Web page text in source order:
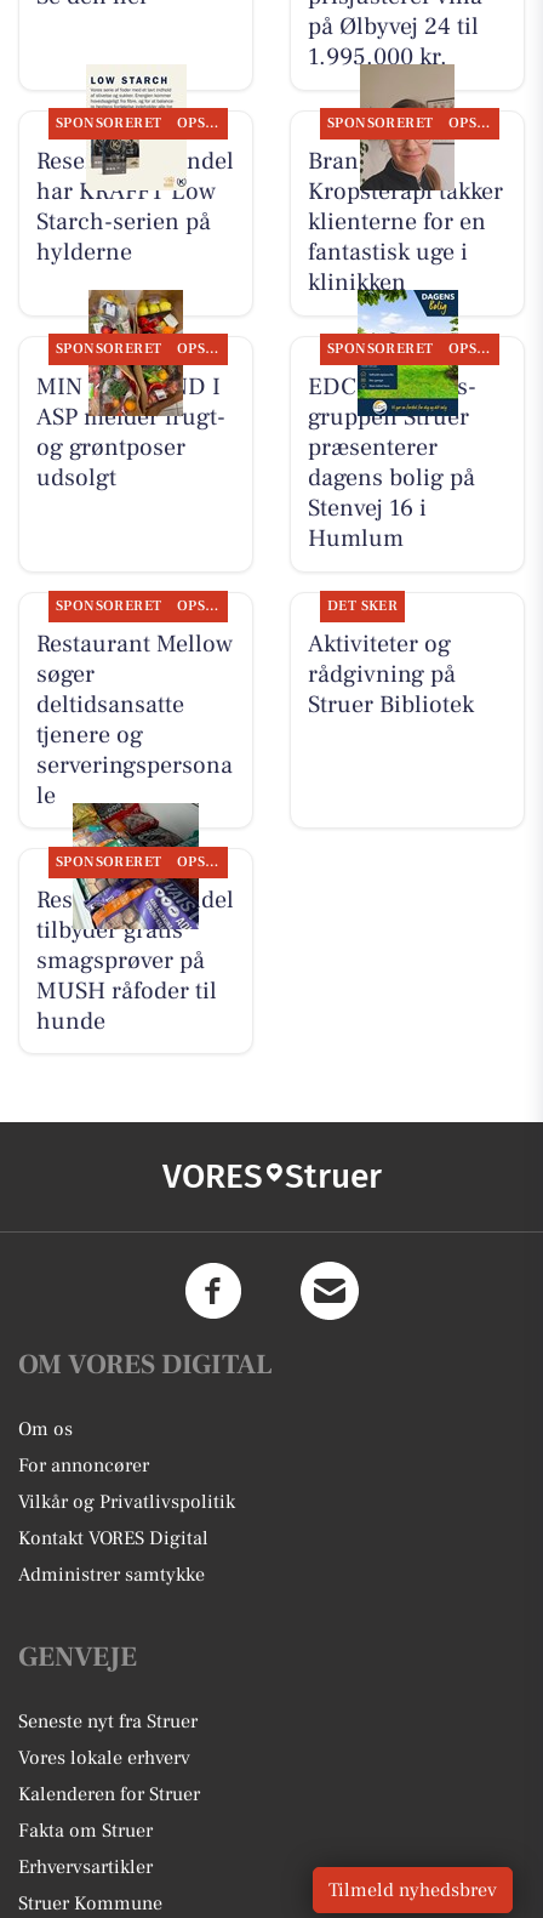
på Ølbyvej 24 til
1.995.000 kr.
SPONSORERET OPSLAGSTAVLEN
Resen Landhandel
har KRAFFT Low
Starch-serien på
hylderne
SPONSORERET OPSLAGSTAVLEN
Brandsborgs
Kropsterapi takker
klienterne for en
fantastisk uge i
klinikken
SPONSORERET OPSLAGSTAVLEN
MIN KØBMAND I
ASP melder frugt-
og grøntposer
udsolgt
SPONSORERET OPSLAGSTAVLEN
EDC Ejen­doms­
grup­pen Struer
præsenterer
dagens bolig på
Stenvej 16 i
Humlum
SPONSORERET OPSLAGSTAVLEN
Restaurant Mellow
søger
deltidsansatte
tjenere og
serveringspersona
le
DET SKER
Aktiviteter og
rådgivning på
Struer Bibliotek
SPONSORERET OPSLAGSTAVLEN
Resen Landhandel
tilbyder gratis
smagsprøver på
MUSH råfoder til
hunde
VORES Struer
OM VORES DIGITAL
Om os
For annoncører
Vilkår og Privatlivspolitik
Kontakt VORES Digital
Administrer samtykke
GENVEJE
Seneste nyt fra Struer
Vores lokale erhverv
Kalenderen for Struer
Fakta om Struer
Erhvervsartikler
Struer Kommune
Tilmeld nyhedsbrev